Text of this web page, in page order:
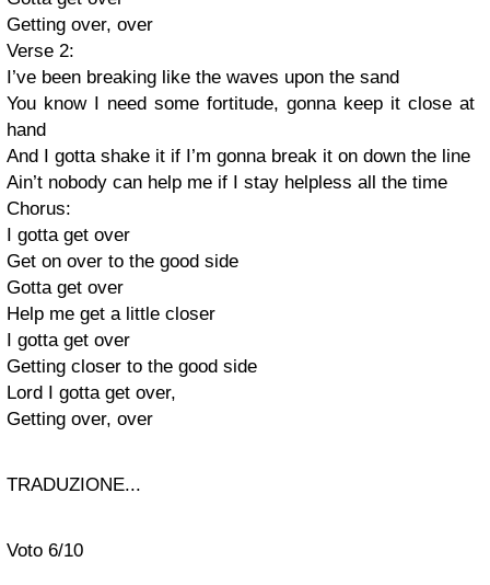
Getting over, over
Verse 2:
I’ve been breaking like the waves upon the sand
You know I need some fortitude, gonna keep it close at
hand
And I gotta shake it if I’m gonna break it on down the line
Ain’t nobody can help me if I stay helpless all the time
Chorus:
I gotta get over
Get on over to the good side
Gotta get over
Help me get a little closer
I gotta get over
Getting closer to the good side
Lord I gotta get over,
Getting over, over
TRADUZIONE...
Voto 6/10